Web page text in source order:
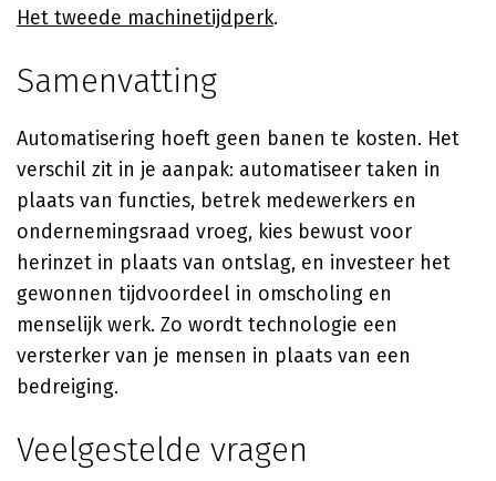
Het tweede machinetijdperk.
Samenvatting
Automatisering hoeft geen banen te kosten. Het
verschil zit in je aanpak: automatiseer taken in
plaats van functies, betrek medewerkers en
ondernemingsraad vroeg, kies bewust voor
herinzet in plaats van ontslag, en investeer het
gewonnen tijdvoordeel in omscholing en
menselijk werk. Zo wordt technologie een
versterker van je mensen in plaats van een
bedreiging.
Veelgestelde vragen